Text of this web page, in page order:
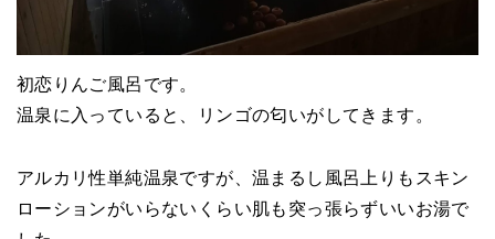
初恋りんご風呂です。
温泉に入っていると、リンゴの匂いがしてきます。
アルカリ性単純温泉ですが、温まるし風呂上りもスキン
ローションがいらないくらい肌も突っ張らずいいお湯で